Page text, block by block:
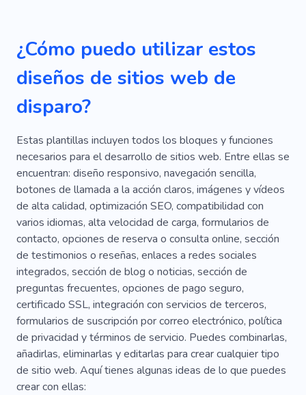
¿Cómo puedo utilizar estos
diseños de sitios web de
disparo?
Estas plantillas incluyen todos los bloques y funciones
necesarios para el desarrollo de sitios web. Entre ellas se
encuentran: diseño responsivo, navegación sencilla,
botones de llamada a la acción claros, imágenes y vídeos
de alta calidad, optimización SEO, compatibilidad con
varios idiomas, alta velocidad de carga, formularios de
contacto, opciones de reserva o consulta online, sección
de testimonios o reseñas, enlaces a redes sociales
integrados, sección de blog o noticias, sección de
preguntas frecuentes, opciones de pago seguro,
certificado SSL, integración con servicios de terceros,
formularios de suscripción por correo electrónico, política
de privacidad y términos de servicio. Puedes combinarlas,
añadirlas, eliminarlas y editarlas para crear cualquier tipo
de sitio web. Aquí tienes algunas ideas de lo que puedes
crear con ellas: